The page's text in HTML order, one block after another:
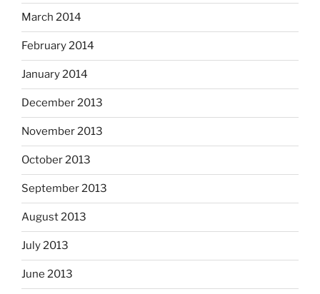
March 2014
February 2014
January 2014
December 2013
November 2013
October 2013
September 2013
August 2013
July 2013
June 2013